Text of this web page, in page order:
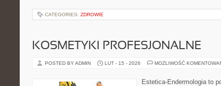
CATEGORIES: ZDROWIE
KOSMETYKI PROFESJONALNE
POSTED BY ADMIN LUT - 15 - 2026 MOŻLIWOŚĆ
Estetica-Endermologia to